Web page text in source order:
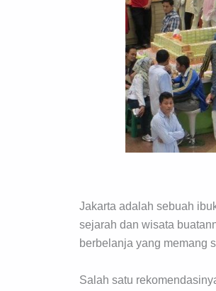
Jakarta adalah sebuah
sejarah dan wisata
berbelanja yang memang
Salah satu